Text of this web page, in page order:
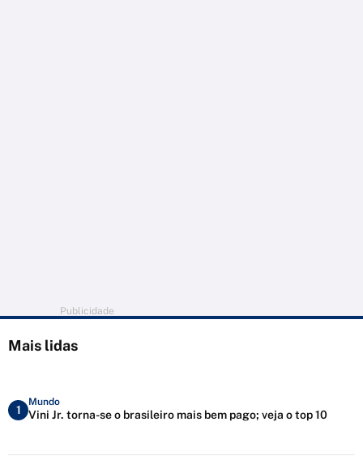
Publicidade
Mais lidas
1
Mundo
Vini Jr. torna-se o brasileiro mais bem pago; veja o top 10